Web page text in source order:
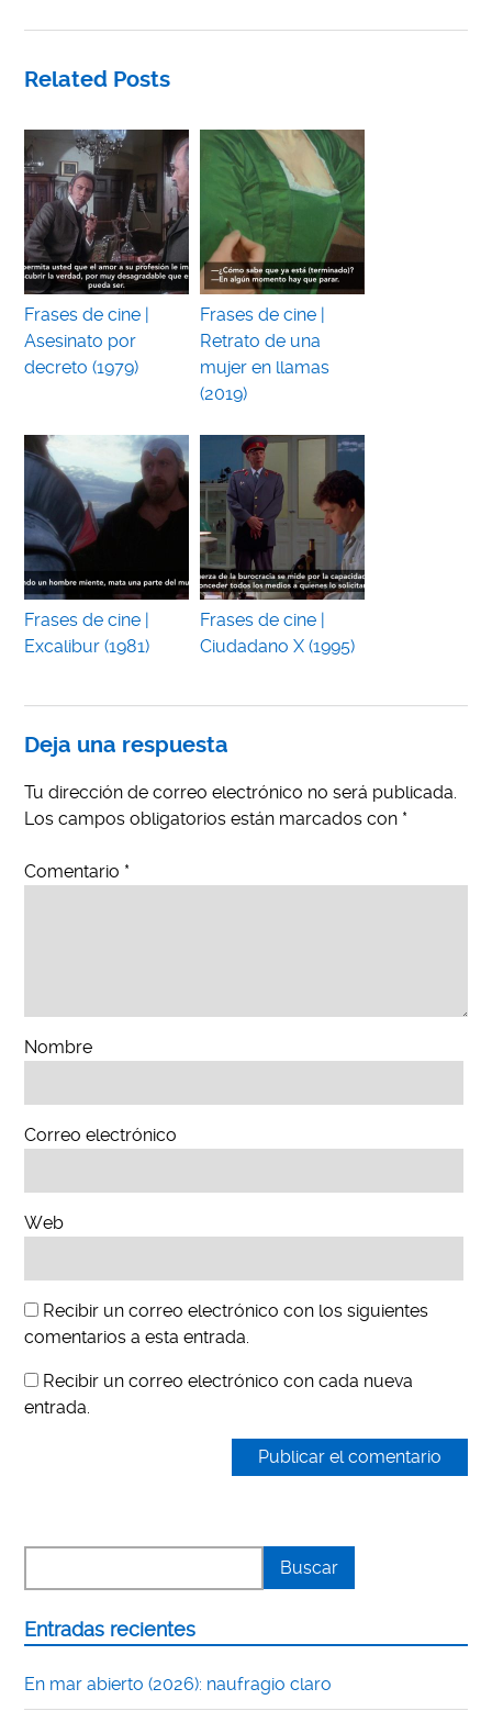
Related Posts
Frases de cine |
Asesinato por
decreto (1979)
Frases de cine |
Retrato de una
mujer en llamas
(2019)
Frases de cine |
Excalibur (1981)
Frases de cine |
Ciudadano X (1995)
Deja una respuesta
Tu dirección de correo electrónico no será publicada.
Los campos obligatorios están marcados con *
Comentario *
Nombre
Correo electrónico
Web
Recibir un correo electrónico con los siguientes
comentarios a esta entrada.
Recibir un correo electrónico con cada nueva
entrada.
Entradas recientes
En mar abierto (2026): naufragio claro